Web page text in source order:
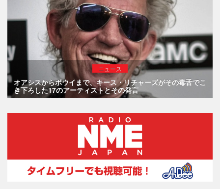
ニュース
オアシスからボウイまで、キース・リチャーズがその毒舌でこ
き下ろした17のアーティストとその発言